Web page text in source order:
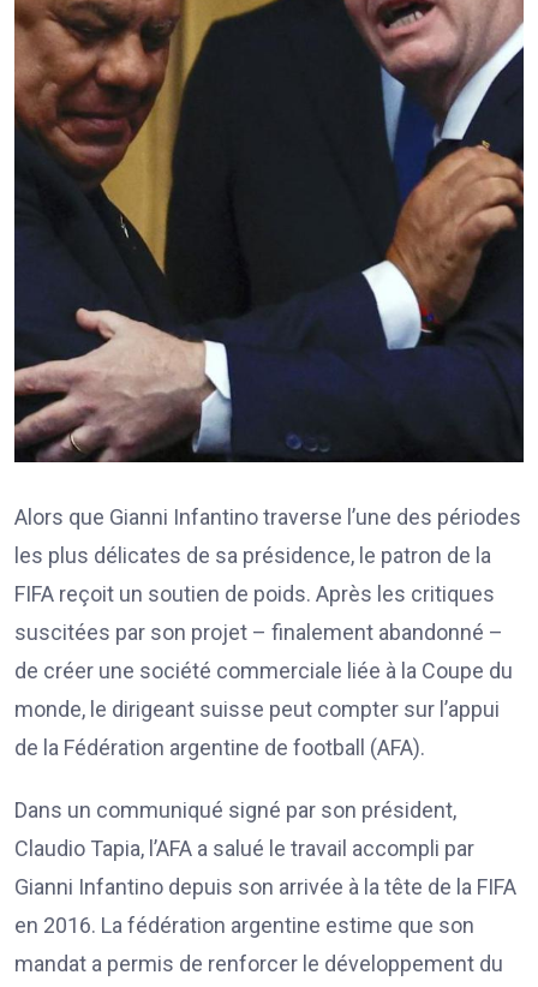
Alors que Gianni Infantino traverse l’une des périodes
les plus délicates de sa présidence, le patron de la
FIFA reçoit un soutien de poids. Après les critiques
suscitées par son projet – finalement abandonné –
de créer une société commerciale liée à la Coupe du
monde, le dirigeant suisse peut compter sur l’appui
de la Fédération argentine de football (AFA).
Dans un communiqué signé par son président,
Claudio Tapia, l’AFA a salué le travail accompli par
Gianni Infantino depuis son arrivée à la tête de la FIFA
en 2016. La fédération argentine estime que son
mandat a permis de renforcer le développement du